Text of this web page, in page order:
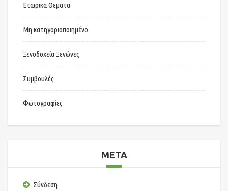
Εταιρικα Θεματα
Μη κατηγοριοποιημένο
Ξενοδοχεία Ξενώνες
Συμβουλές
Φωτογραφίες
META
Σύνδεση